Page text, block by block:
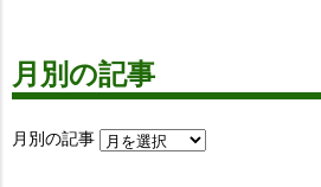
月別の記事
月別の記事